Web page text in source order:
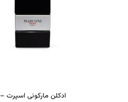
ادکلن مارکونی اسپرت –